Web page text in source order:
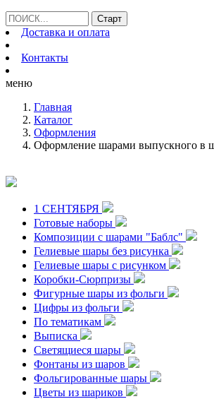
Доставка и оплата
Контакты
меню
Главная
Каталог
Оформления
Оформление шарами выпускного в
1 СЕНТЯБРЯ
Готовые наборы
Композиции с шарами "Баблс"
Гелиевые шары без рисунка
Гелиевые шары с рисунком
Коробки-Сюрпризы
Фигурные шары из фольги
Цифры из фольги
По тематикам
Выписка
Светящиеся шары
Фонтаны из шаров
Фольгированные шары
Цветы из шариков